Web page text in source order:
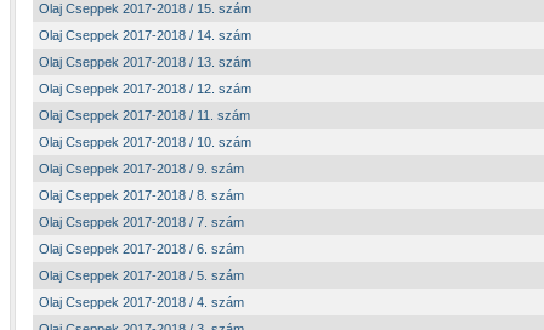
Olaj Cseppek 2017-2018 / 15. szám
Olaj Cseppek 2017-2018 / 14. szám
Olaj Cseppek 2017-2018 / 13. szám
Olaj Cseppek 2017-2018 / 12. szám
Olaj Cseppek 2017-2018 / 11. szám
Olaj Cseppek 2017-2018 / 10. szám
Olaj Cseppek 2017-2018 / 9. szám
Olaj Cseppek 2017-2018 / 8. szám
Olaj Cseppek 2017-2018 / 7. szám
Olaj Cseppek 2017-2018 / 6. szám
Olaj Cseppek 2017-2018 / 5. szám
Olaj Cseppek 2017-2018 / 4. szám